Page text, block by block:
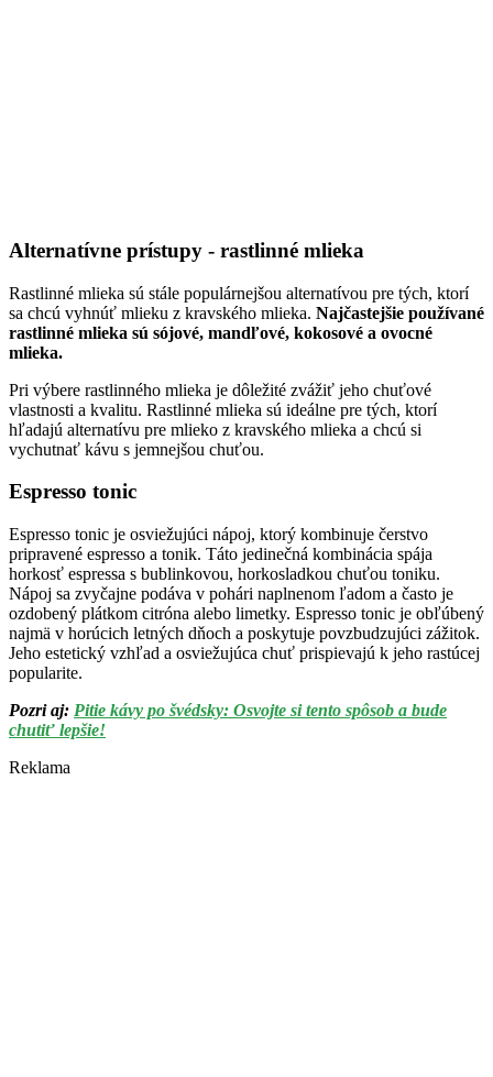
Alternatívne prístupy - rastlinné mlieka
Rastlinné mlieka sú stále populárnejšou alternatívou pre tých, ktorí
sa chcú vyhnúť mlieku z kravského mlieka. Najčastejšie používané
rastlinné mlieka sú sójové, mandľové, kokosové a ovocné
mlieka.
Pri výbere rastlinného mlieka je dôležité zvážiť jeho chuťové
vlastnosti a kvalitu. Rastlinné mlieka sú ideálne pre tých, ktorí
hľadajú alternatívu pre mlieko z kravského mlieka a chcú si
vychutnať kávu s jemnejšou chuťou.
Espresso tonic
Espresso tonic je osviežujúci nápoj, ktorý kombinuje čerstvo
pripravené espresso a tonik. Táto jedinečná kombinácia spája
horkosť espressa s bublinkovou, horkosladkou chuťou toniku.
Nápoj sa zvyčajne podáva v pohári naplnenom ľadom a často je
ozdobený plátkom citróna alebo limetky. Espresso tonic je obľúbený
najmä v horúcich letných dňoch a poskytuje povzbudzujúci zážitok.
Jeho estetický vzhľad a osviežujúca chuť prispievajú k jeho rastúcej
popularite.
Pozri aj: Pitie kávy po švédsky: Osvojte si tento spôsob a bude
chutiť lepšie!
Reklama